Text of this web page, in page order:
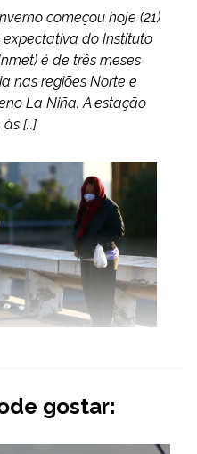
começou hoje (21)
expectativa do Instituto
é de três meses
nas regiões Norte e
La Niña. A estação
[…]
gostar: